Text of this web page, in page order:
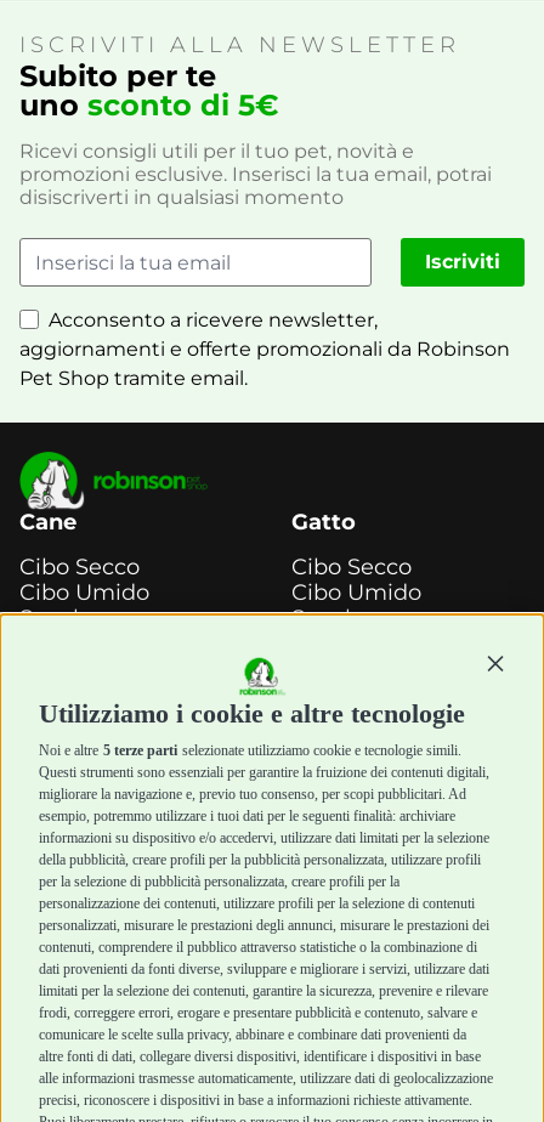
Utilizziamo i cookie e altre tecnologie
Noi e altre 5 terze parti selezionate utilizziamo cookie e tecnologie simili.
Questi strumenti sono essenziali per garantire la fruizione dei contenuti digitali,
migliorare la navigazione e, previo tuo consenso, per scopi pubblicitari. Ad
esempio, potremmo utilizzare i tuoi dati per le seguenti finalità: archiviare
informazioni su dispositivo e/o accedervi, utilizzare dati limitati per la selezione
della pubblicità, creare profili per la pubblicità personalizzata, utilizzare profili
per la selezione di pubblicità personalizzata, creare profili per la
personalizzazione dei contenuti, utilizzare profili per la selezione di contenuti
personalizzati, misurare le prestazioni degli annunci, misurare le prestazioni dei
contenuti, comprendere il pubblico attraverso statistiche o la combinazione di
dati provenienti da fonti diverse, sviluppare e migliorare i servizi, utilizzare dati
limitati per la selezione dei contenuti, garantire la sicurezza, prevenire e rilevare
frodi, correggere errori, erogare e presentare pubblicità e contenuto, salvare e
comunicare le scelte sulla privacy, abbinare e combinare dati provenienti da
altre fonti di dati, collegare diversi dispositivi, identificare i dispositivi in base
alle informazioni trasmesse automaticamente, utilizzare dati di geolocalizzazione
precisi, riconoscere i dispositivi in base a informazioni richieste attivamente.
ISCRIVITI ALLA NEWSLETTER
Subito per te
uno sconto di 5€
Ricevi consigli utili per il tuo pet, novità e
promozioni esclusive. Inserisci la tua email, potrai
disiscriverti in qualsiasi momento
Acconsento a ricevere newsletter,
aggiornamenti e offerte promozionali da Robinson
Pet Shop tramite email.
Iscriviti
Cane
Cibo Secco
Cibo Umido
Snack e
Igiene e Pulizia
Accessori
Cani Mini
Top Quality
Gatto
Cibo Secco
Cibo Umido
Snack e
Igiene e Pulizia
Accessori
Top Quality
Robinson Pet Shop
Chi siamo
Punti vendita
Marchi
Blog
Assistenza Robinson
Pet Shop
Offerte
Promozioni
Recensioni Feedaty
Acquisti sicuri
Termini e condizioni
di vendita
Cashback
Metodi di
pagamento
Recesso e Reso
Spedizioni